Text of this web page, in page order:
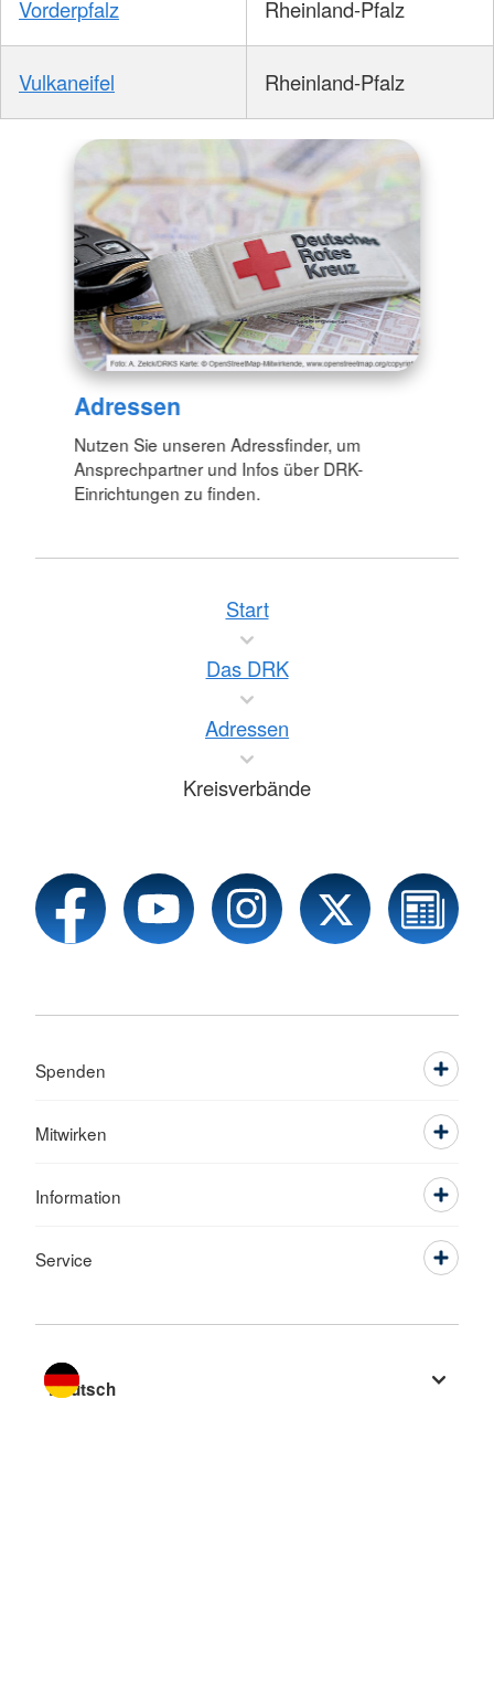
Vorderpfalz Rheinland-Pfalz
Vulkaneifel Rheinland-Pfalz
Adressen
Nutzen Sie unseren Adressfinder, um
Ansprechpartner und Infos über DRK-
Einrichtungen zu finden.
Start
Das DRK
Adressen
Kreisverbände
Spenden
Mitwirken
Information
Service
Sprache wechseln zu